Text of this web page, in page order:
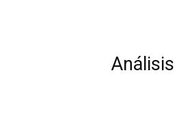
Análisis